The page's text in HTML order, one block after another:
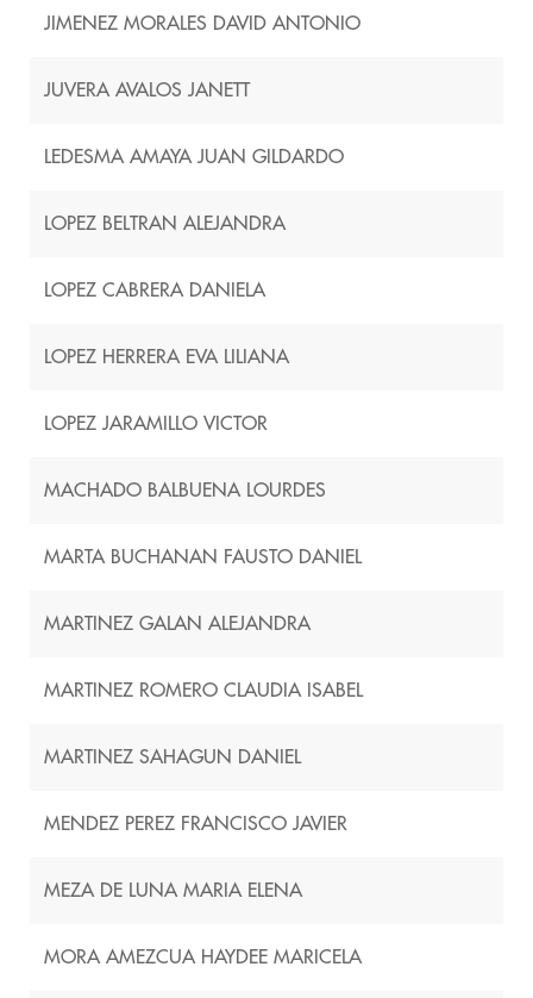
JIMENEZ MORALES DAVID ANTONIO
JUVERA AVALOS JANETT
LEDESMA AMAYA JUAN GILDARDO
LOPEZ BELTRAN ALEJANDRA
LOPEZ CABRERA DANIELA
LOPEZ HERRERA EVA LILIANA
LOPEZ JARAMILLO VICTOR
MACHADO BALBUENA LOURDES
MARTA BUCHANAN FAUSTO DANIEL
MARTINEZ GALAN ALEJANDRA
MARTINEZ ROMERO CLAUDIA ISABEL
MARTINEZ SAHAGUN DANIEL
MENDEZ PEREZ FRANCISCO JAVIER
MEZA DE LUNA MARIA ELENA
MORA AMEZCUA HAYDEE MARICELA